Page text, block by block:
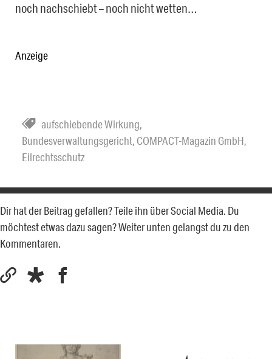
noch nachschiebt – noch nicht wetten…
Anzeige
aufschiebende Wirkung,
Bundesverwaltungsgericht, COMPACT-Magazin GmbH,
Eilrechtsschutz
Dir hat der Beitrag gefallen? Teile ihn über Social Media. Du
möchtest etwas dazu sagen? Weiter unten gelangst du zu den
Kommentaren.